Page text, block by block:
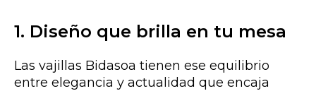
1. Diseño que brilla en tu mesa
Las vajillas Bidasoa tienen ese equilibrio
entre elegancia y actualidad que encaja